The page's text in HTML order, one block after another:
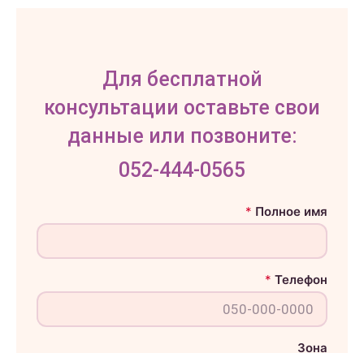
Для бесплатной
консультации оставьте свои
данные или позвоните:
052-444-0565
П
о
о
и
м
п
т
Полное имя
*
Телефон
*
Зона